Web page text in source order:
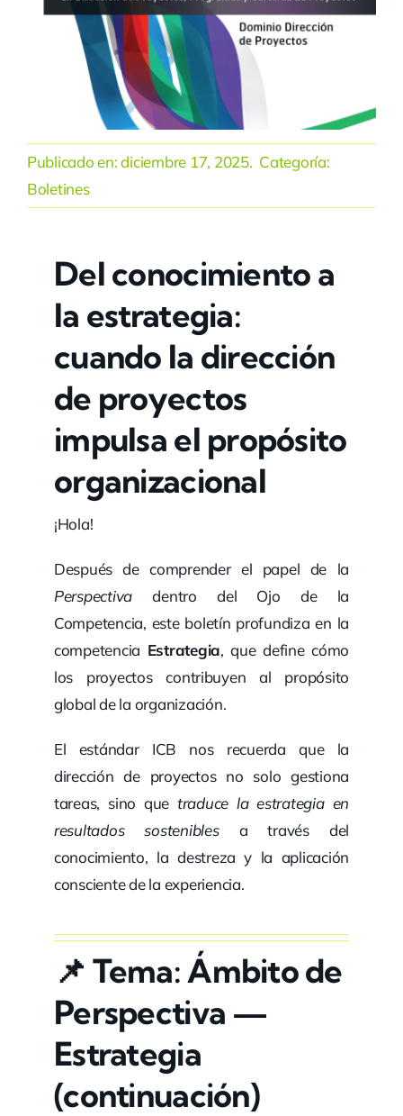
Publicado en:diciembre 17, 2025. Categoría:
Boletines
Del conocimiento a
la estrategia:
cuando la dirección
de proyectos
impulsa el propósito
organizacional
¡Hola!
Después de comprender el papel de la
Perspectiva dentro del Ojo de la
Competencia, este boletín profundiza en la
competencia Estrategia, que define cómo
los proyectos contribuyen al propósito
global de la organización.
El estándar ICB nos recuerda que la
dirección de proyectos no solo gestiona
tareas, sino que traduce la estrategia en
resultados sosteniblesa través del
conocimiento, la destreza y la aplicación
consciente de la experiencia.
📌 Tema: Ámbito de
Perspectiva —
Estrategia
(continuación)